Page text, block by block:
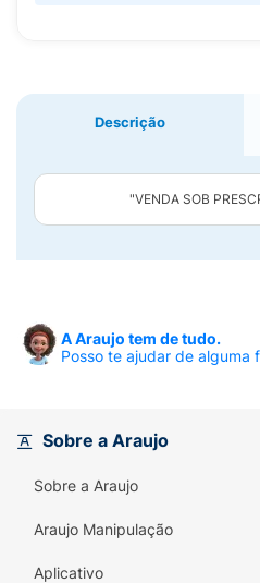
Descrição
"VENDA SOB
A Araujo tem de tudo.
Posso te ajudar de alguma
Sobre a Araujo
Sobre a Araujo
Araujo Manipulação
Aplicativo